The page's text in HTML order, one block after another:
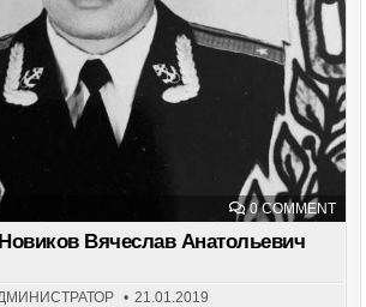
0 COMMENTON
Вячеслав Анатольевич
21.01.2019